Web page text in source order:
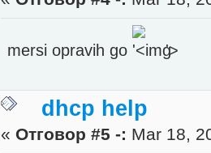
mersi opravih go '>
dhcp help
« Отговор #5 -: Mar 18,